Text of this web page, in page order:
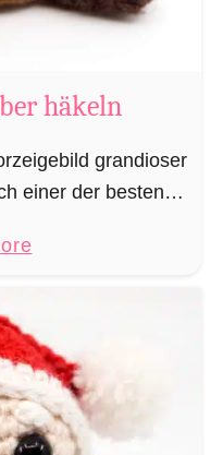
h
ä
k
l
häkeln
grandioser
einer der besten
und auch in
a
u
t
A
m